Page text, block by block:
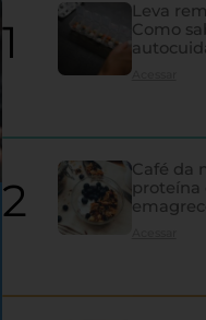
Leva
Como
Acessar
Café da
proteína